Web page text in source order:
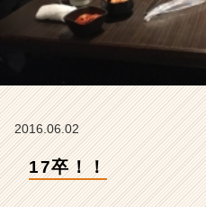
ー・
成
長
業
2016.06.02
17卒！！